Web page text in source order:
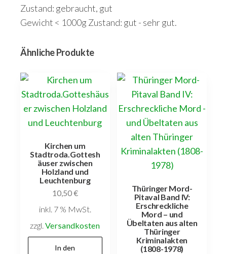
Zustand: gebraucht, gut
Gewicht < 1000g Zustand: gut - sehr gut.
Ähnliche Produkte
Kirchen um
Stadtroda.Gottesh
äuser zwischen
Holzland und
Leuchtenburg
10,50€
inkl. 7 % MwSt.
zzgl.Versandkosten
In den
Thüringer Mord-
Pitaval Band IV:
Erschreckliche
Mord – und
Übeltaten aus alten
Thüringer
Kriminalakten
(1808-1978)